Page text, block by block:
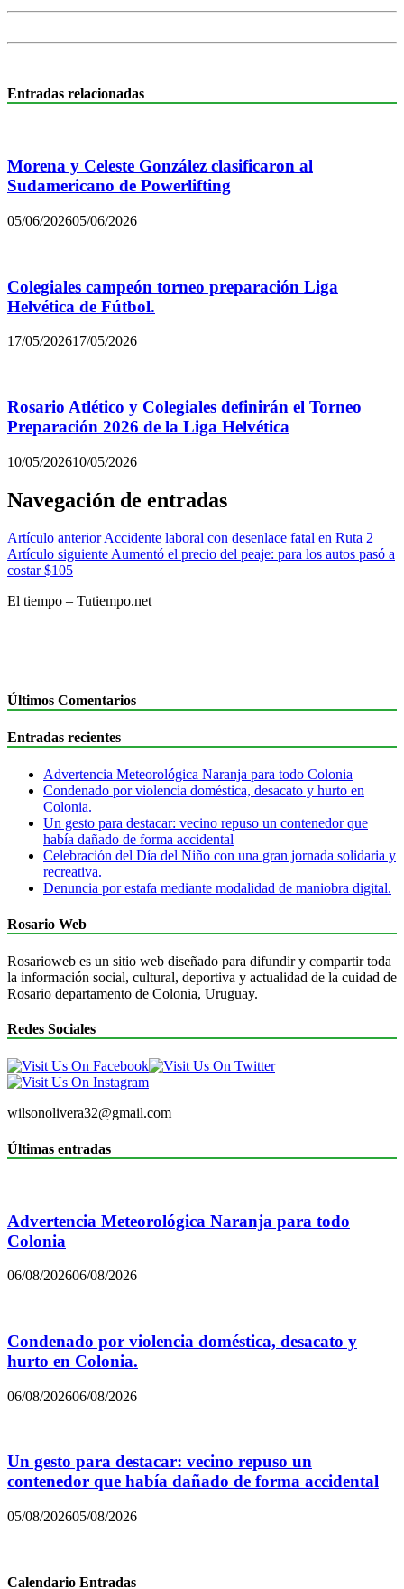
Entradas relacionadas
Morena y Celeste González clasificaron al
Sudamericano de Powerlifting
05/06/202605/06/2026
Colegiales campeón torneo preparación Liga
Helvética de Fútbol.
17/05/202617/05/2026
Rosario Atlético y Colegiales definirán el Torneo
Preparación 2026 de la Liga Helvética
10/05/202610/05/2026
Navegación de entradas
Artículo anteriorAccidente laboral con desenlace fatal en Ruta 2
Artículo siguienteAumentó el precio del peaje: para los autos pasó a
costar $105
El tiempo – Tutiempo.net
Últimos Comentarios
Entradas recientes
Advertencia Meteorológica Naranja para todo Colonia
Condenado por violencia doméstica, desacato y hurto en
Colonia.
Un gesto para destacar: vecino repuso un contenedor que
había dañado de forma accidental
Celebración del Día del Niño con una gran jornada solidaria y
recreativa.
Denuncia por estafa mediante modalidad de maniobra digital.
Rosario Web
Rosarioweb es un sitio web diseñado para difundir y compartir toda
la información social, cultural, deportiva y actualidad de la cuidad de
Rosario departamento de Colonia, Uruguay.
Redes Sociales
wilsonolivera32@gmail.com
Últimas entradas
Advertencia Meteorológica Naranja para todo
Colonia
06/08/202606/08/2026
Condenado por violencia doméstica, desacato y
hurto en Colonia.
06/08/202606/08/2026
Un gesto para destacar: vecino repuso un
contenedor que había dañado de forma accidental
05/08/202605/08/2026
Calendario Entradas